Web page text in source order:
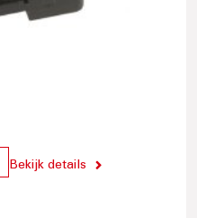
Bekijk details